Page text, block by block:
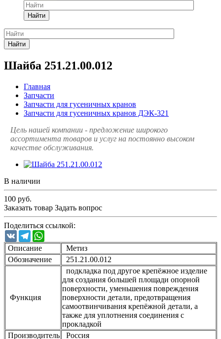
Найти
Найти
Шайба 251.21.00.012
Главная
Запчасти
Запчасти для гусеничных кранов
Запчасти для гусеничных кранов ДЭК-321
Цель нашей компании - предложение широкого
ассортимента товаров и услуг на постоянно высоком
качестве обслуживания.
В наличии
100 руб.
Заказать товар Задать вопрос
Поделиться ссылкой:
VK Telegram
Описание
Метиз
Обозначение
251.21.00.012
Функция
подкладка под другое крепёжное изделие
для создания большей площади опорной
поверхности, уменьшения повреждения
поверхности детали, предотвращения
самоотвинчивания крепёжной детали, а
также для уплотнения соединения с
прокладкой
Производитель
Россия